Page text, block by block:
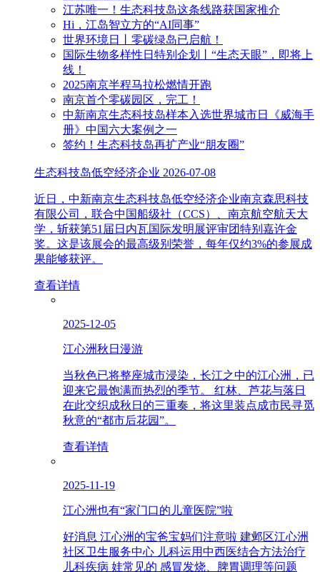
江苏唯一！生态科技岛这条线路获国家推介
Hi，江岛智立方的“AI同事”
世界环境日丨零碳绿岛已启航！
国际生物多样性日特别企划丨“生态天眼”，即将上
线！
2025南京半程马拉松燃情开跑
南京首个零碳园区，完工！
中新南京生态科技岛样本入选世界城市日《威海手
册》中国六大案例之一
签约！生态科技岛再扩产业“朋友圈”
生态科技岛低空经济企业 2026-07-08
近日，中新南京生态科技岛低空经济企业南京森思科技
有限公司，联合中国船级社（CCS）、南京航空航天大
学，斩获第51届日内瓦国际发明展评审团特别嘉许金
奖。这是该展会的最高级别荣誉，每年仅约3%的参展成
果能够获评。
查看详情
2025-12-05
江心洲秋日漫游
当秋色已将整座城市浸染，长江之中的江心洲，已
迎来它最饱满而热烈的季节。 红林、芦花与落日
在此交织成秋日的三重奏，将这里装点成市民寻觅
秋意的“都市后花园”。
查看详情
2025-11-19
江心洲也有“家门口的儿童医院”啦
好消息 江心洲的宝爸宝妈们注意啦 建邺区江心洲
社区卫生服务中心 儿科运用中西医结合方法治疗
儿科疾病 娃常见的 感冒发烧、脾胃调理等问题